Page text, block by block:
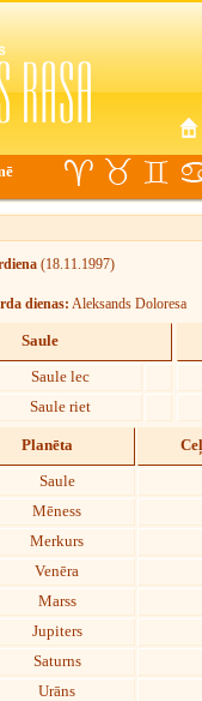
(18.11.1997)
dienas: Aleksands Doloresa
Saule
Saule lec
Saule riet
Planēta
Saule
Mēness
Merkurs
Venēra
Marss
Jupiters
Saturns
Urāns